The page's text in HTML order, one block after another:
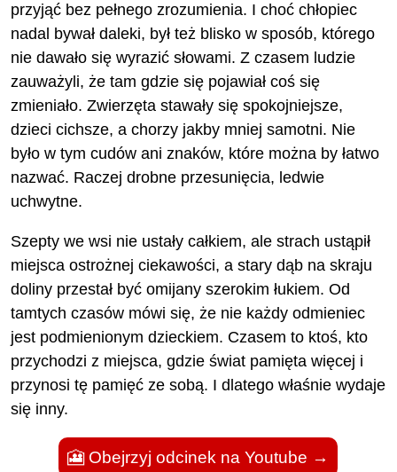
przyjąć bez pełnego zrozumienia. I choć chłopiec
nadal bywał daleki, był też blisko w sposób, którego
nie dawało się wyrazić słowami. Z czasem ludzie
zauważyli, że tam gdzie się pojawiał coś się
zmieniało. Zwierzęta stawały się spokojniejsze,
dzieci cichsze, a chorzy jakby mniej samotni. Nie
było w tym cudów ani znaków, które można by łatwo
nazwać. Raczej drobne przesunięcia, ledwie
uchwytne.
Szepty we wsi nie ustały całkiem, ale strach ustąpił
miejsca ostrożnej ciekawości, a stary dąb na skraju
doliny przestał być omijany szerokim łukiem. Od
tamtych czasów mówi się, że nie każdy odmieniec
jest podmienionym dzieckiem. Czasem to ktoś, kto
przychodzi z miejsca, gdzie świat pamięta więcej i
przynosi tę pamięć ze sobą. I dlatego właśnie wydaje
się inny.
🎦 Obejrzyj odcinek na Youtube →